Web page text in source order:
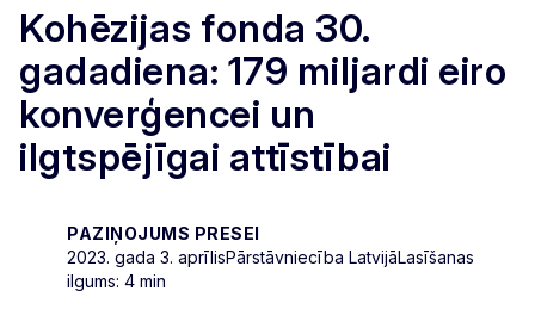
Kohēzijas fonda 30.
gadadiena: 179 miljardi eiro
konverģencei un
ilgtspējīgai attīstībai
PAZIŅOJUMS PRESEI
2023. gada 3. aprīlisPārstāvniecība LatvijāLasīšanas
ilgums: 4 min